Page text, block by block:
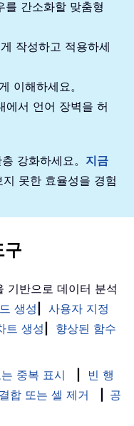
를 간소화할 맞춤형
작성하고 적용하세
이해하세요。
에서 언어 장벽을 허
강화하세요。 지금
못한 효율성을 경험
구
기반으로 데이터 분석
생성
사용자 지정
트 생성
향상된 함수
중복 표시
빈 행
합 또는 셀 제거
공